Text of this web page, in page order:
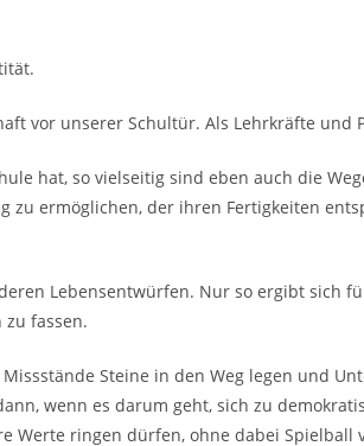
vor unserer Schultür. Als Lehrkräfte und
hat, so vielseitig sind eben auch die
zu ermöglichen, der ihren Fertigkeiten
Lebensentwürfen. Nur so ergibt sich
fassen.
Steine in den Weg legen und
wenn es darum geht, sich zu
Werte ringen dürfen, ohne dabei